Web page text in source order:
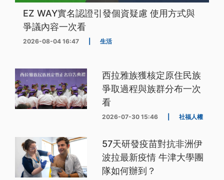
EZ WAY實名認證引發個資疑慮 使用方式與
爭議內容一次看
2026-08-04 16:47 生活
西拉雅族獲核定原住民族
爭取過程與族群分布一次
看
2026-07-30 15:46 社福人權
57天研發疫苗對抗非洲伊
波拉最新疫情 牛津大學團
隊如何辦到？